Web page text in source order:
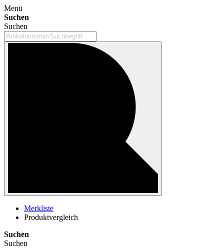
Menü
Suchen
Suchen
Merkliste
Produktvergleich
Suchen
Suchen